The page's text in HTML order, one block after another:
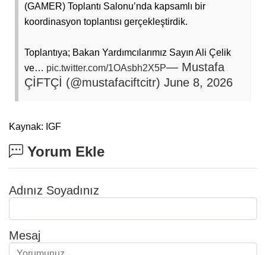
(GAMER) Toplantı Salonu’nda kapsamlı bir
koordinasyon toplantısı gerçekleştirdik.
Toplantıya; Bakan Yardımcılarımız Sayın Ali Çelik
ve… pic.twitter.com/1OAsbh2X5P— Mustafa
ÇİFTÇİ (@mustafaciftcitr) June 8, 2026
Kaynak: IGF
Yorum Ekle
Adınız Soyadınız
Mesaj